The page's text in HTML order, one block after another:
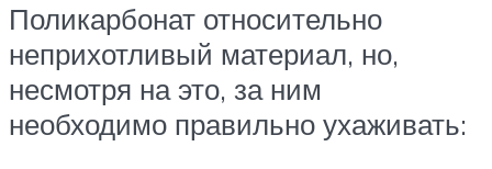
Поликарбонат относительно
неприхотливый материал, но,
несмотря на это, за ним
необходимо правильно ухаживать: